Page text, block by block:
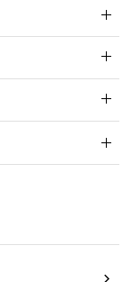
収納ボック
使い方がで